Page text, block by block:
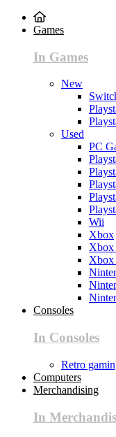
Games
In Games
New
Used
PC
Wii
Xbox
Xbox
Xbox
Consoles
In Consoles
Retro
Computers
Merchandising
In